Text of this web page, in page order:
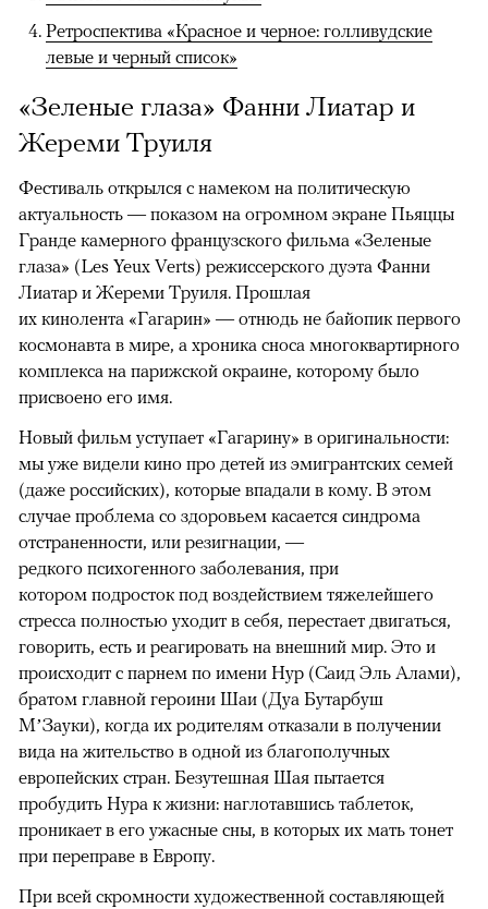
Ретроспектива «Красное и черное: голливудские
левые и черный список»
«Зеленые глаза» Фанни Лиатар и
Жереми Труиля
Фестиваль открылся с намеком на политическую
актуальность — показом на огромном экране Пьяццы
Гранде камерного французского фильма «Зеленые
глаза» (Les Yeux Verts) режиссерского дуэта Фанни
Лиатар и Жереми Труиля. Прошлая
их кинолента «Гагарин» — отнюдь не байопик первого
космонавта в мире, а хроника сноса многоквартирного
комплекса на парижской окраине, которому было
присвоено его имя.
Новый фильм уступает «Гагарину» в оригинальности:
мы уже видели кино про детей из эмигрантских семей
(даже российских), которые впадали в кому. В этом
случае проблема со здоровьем касается синдрома
отстраненности, или резигнации, —
редкого психогенного заболевания, при
котором подросток под воздействием тяжелейшего
стресса полностью уходит в себя, перестает двигаться,
говорить, есть и реагировать на внешний мир. Это и
происходит с парнем по имени Нур (Саид Эль Алами),
братом главной героини Шаи (Дуа Бутарбуш
М’Зауки), когда их родителям отказали в получении
вида на жительство в одной из благополучных
европейских стран. Безутешная Шая пытается
пробудить Нура к жизни: наглотавшись таблеток,
проникает в его ужасные сны, в которых их мать тонет
при переправе в Европу.
При всей скромности художественной составляющей